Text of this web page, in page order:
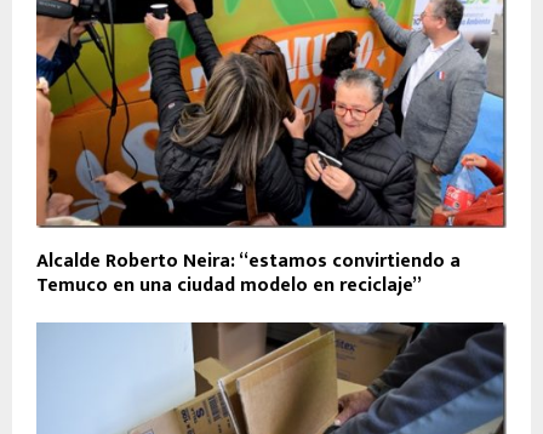
Alcalde Roberto Neira: “estamos convirtiendo a
Temuco en una ciudad modelo en reciclaje”